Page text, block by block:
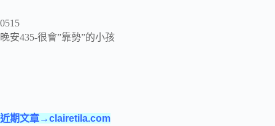
0515
晚安435-很會”靠勢”的小孩
近期文章→clairetila.com